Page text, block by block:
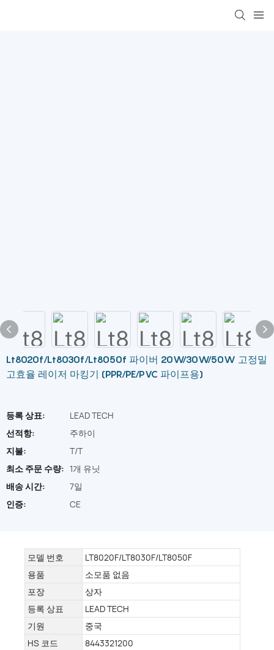
Lt8020f/Lt8030f/Lt8050f 파이버 20W/30W/50W 고정밀
고효율 레이저 마킹기 (PPR/PE/PVC 파이프용)
등록 상표:
LEAD TECH
선적항:
주하이
지불:
T/T
최소 주문 수량: 1개 유닛
배송 시간:
7일
인증:
CE
모델 번호
LT8020F/LT8030F/LT8050F
용품
소모품 없음
포장
상자
등록 상표
LEAD TECH
기원
중국
HS 코드
8443321200